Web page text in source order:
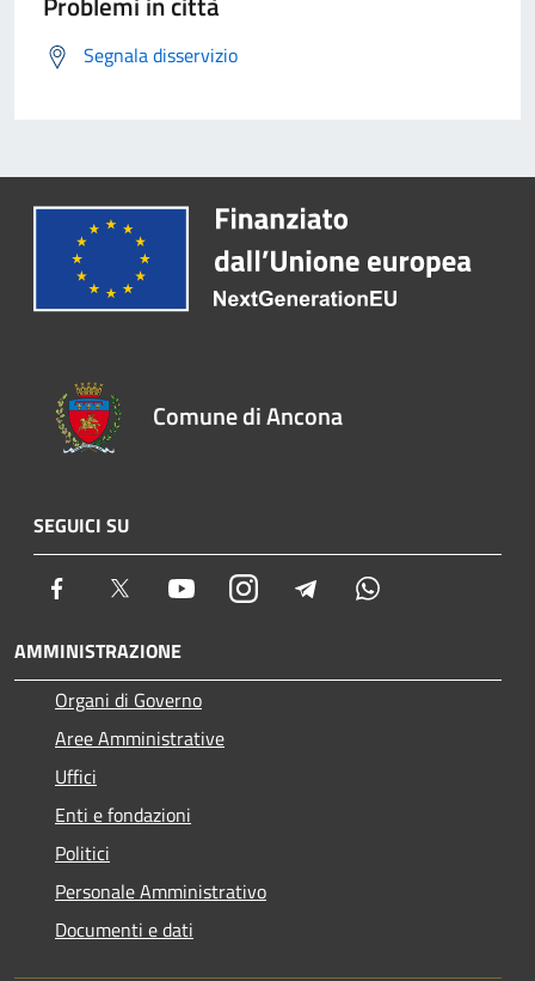
Segnala disservizio
Comune di Ancona
SEGUICI SU
Facebook Twitter YoutubeInstagram Telegram
AMMINISTRAZIONE
Organi di Governo
Aree Amministrative
Uffici
Enti e fondazioni
Politici
Personale Amministrativo
Documenti e dati